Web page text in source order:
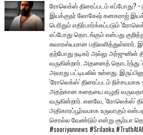
ரோலெக்ஸ் திரைப்படம் எப்போது? -
இயக்குநர் லோகேஷ் கனகராஜ்
பெரிதும் எதிர்பார்க்கப்படும்
எப்போது தொடங்கும் என்பது
சுவாரஸ்யமான
தற்போது நடிகர் அல்லு அர்ஜுனின்
வருகின்றார். அதனைத் தொடர்ந்து
அவரது பட்டியலில் உள்ளது.
'ரோலெக்ஸ்' திரைப்படம் நிச்சயமாக
அதற்கான கதையை எழுதி
வருகின்றார். எனவே, 'ரோலெக்ஸ்'
அதிகாரப்பூர்வமாக உருவாகும்
சொல்ல வேண்டும் என்று சூர்யா
#sooriyannews #Srilanka